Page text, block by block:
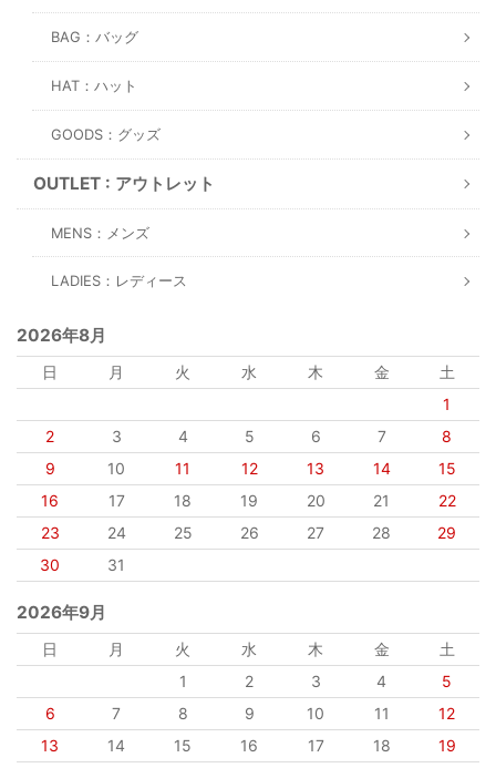
BAG：バッグ
HAT：ハット
GOODS：グッズ
OUTLET : アウトレット
MENS：メンズ
LADIES：レディース
2026年8月
日 月 火 水 木 金
土
1
2
3 4 5 6 7
8
9
10 11 12 13 14
15
16
17 18 19 20 21
22
23
24 25 26 27 28
29
30
31
2026年9月
日 月 火 水 木 金
土
1
2 3 4
5
6
7 8 9 10 11
12
13
14 15 16 17 18
19